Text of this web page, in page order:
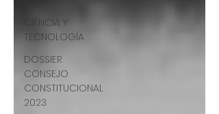
CIENCIA Y
TECNOLOGÍA
DOSSIER
CONSEJO
CONSTITUCIONAL
2023